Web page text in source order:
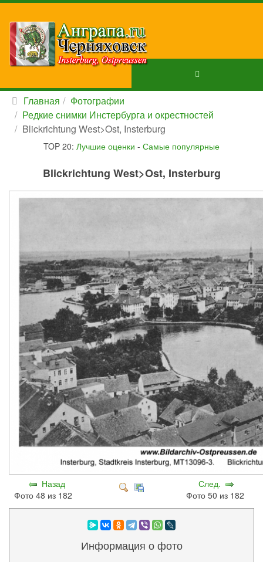
Главная
Фотографии
Редкие снимки Инстербурга и окрестностей
Blickrichtung West>Ost, Insterburg
TOP 20: Лучшие оценки - Самые популярные
Blickrichtung West>Ost, Insterburg
Назад
Фото 48 из 182
След.
Фото 50 из 182
Информация о фото